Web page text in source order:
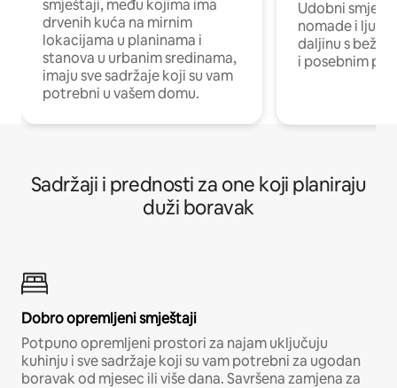
smještaji, među kojima ima
drvenih kuća na mirnim
lokacijama u planinama i
stanova u urbanim sredinama,
imaju sve sadržaje koji su vam
potrebni u vašem domu.
Udobni
nomade i ljude
daljinu s
i posebnim
Sadržaji i prednosti za one koji planiraju
duži boravak
Dobro opremljeni smještaji
Potpuno opremljeni prostori za najam uključuju
kuhinju i sve sadržaje koji su vam potrebni za ugodan
boravak od mjesec ili više dana. Savršena zamjena za